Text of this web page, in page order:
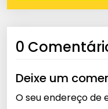
0
Deixe um
O seu endereço de